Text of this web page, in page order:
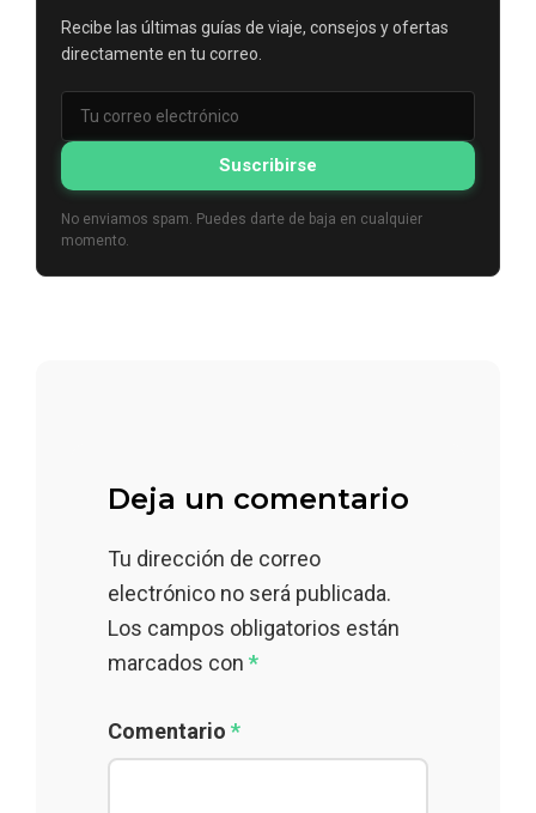
Recibe las últimas guías de viaje, consejos y ofertas
directamente en tu correo.
Suscribirse
No enviamos spam. Puedes darte de baja en cualquier
momento.
Deja un comentario
Tu dirección de correo
electrónico no será publicada.
Los campos obligatorios están
marcados con *
Comentario *